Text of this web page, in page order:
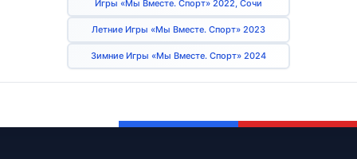
Игры «Мы Вместе. Спорт» 2022, Сочи
Летние Игры «Мы Вместе. Спорт» 2023
Зимние Игры «Мы Вместе. Спорт» 2024